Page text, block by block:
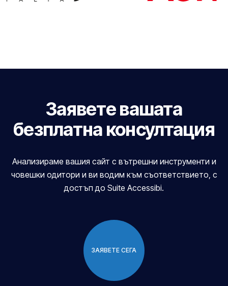
Заявете вашата
безплатна консултация
Анализираме вашия сайт с вътрешни инструменти и
човешки одитори и ви водим към съответствието, с
достъп до Suite Accessibi.
ЗАЯВЕТЕ СЕГА